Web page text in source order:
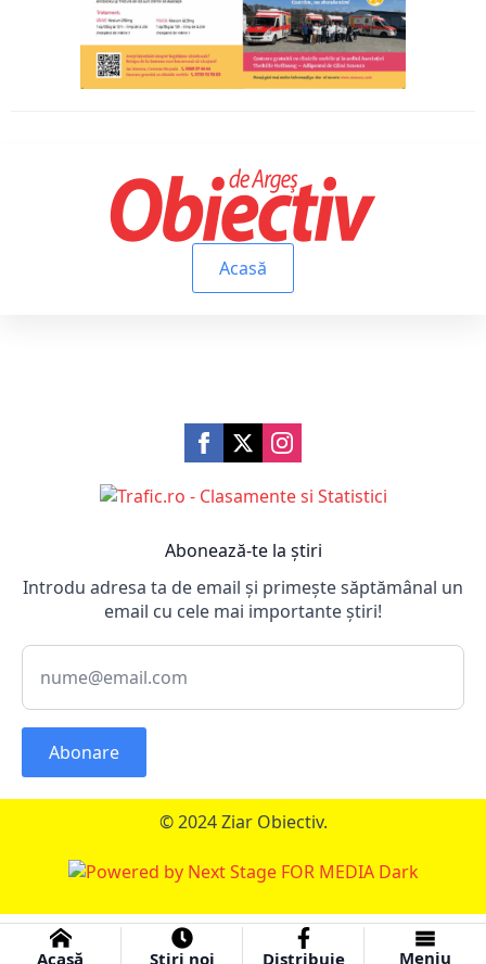
Acasă Știri noi Distribuie Meniu
Acasă
Abonează-te la știri
Introdu adresa ta de email și primește săptămânal un
email cu cele mai importante știri!
Abonare
© 2024 Ziar Obiectiv.